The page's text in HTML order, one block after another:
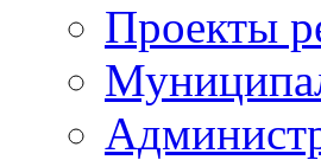
Проекты